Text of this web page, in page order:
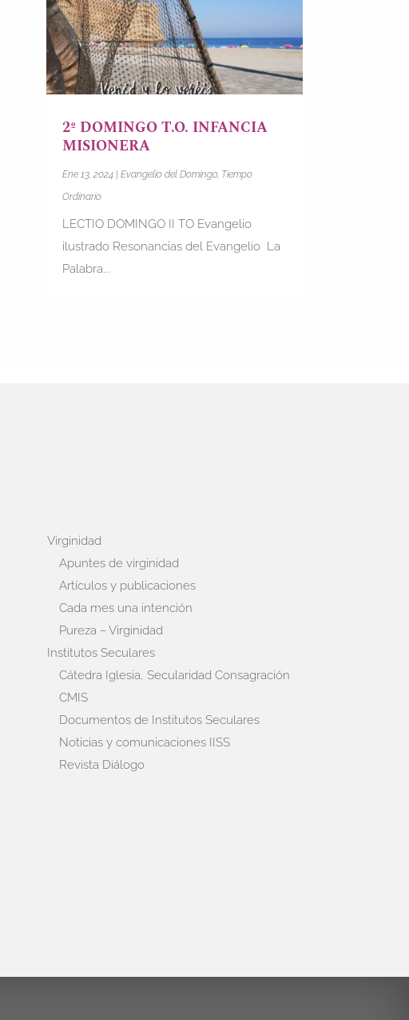
2º DOMINGO T.O. INFANCIA
MISIONERA
Ene 13, 2024| Evangelio del Domingo, Tiempo
Ordinario
LECTIO DOMINGO II TO Evangelio
ilustrado Resonancias del Evangelio La
Palabra...
Virginidad
Apuntes de virginidad
Artículos y publicaciones
Cada mes una intención
Pureza – Virginidad
Institutos Seculares
Cátedra Iglesia, Secularidad Consagración
CMIS
Documentos de Institutos Seculares
Noticias y comunicaciones IISS
Revista Diálogo